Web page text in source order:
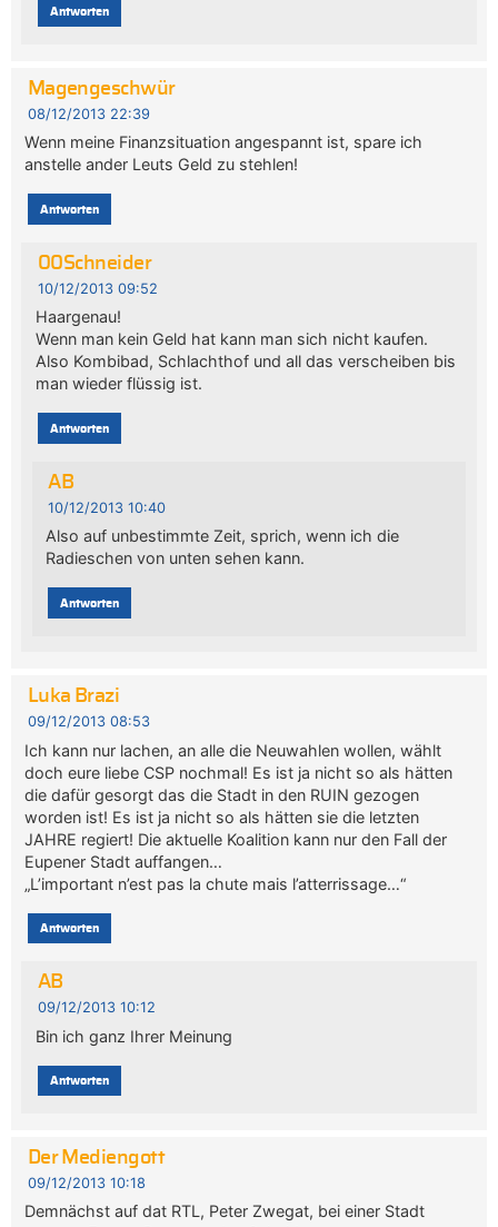
Antworten
Magengeschwür
08/12/2013 22:39
Wenn meine Finanzsituation angespannt ist, spare ich
anstelle ander Leuts Geld zu stehlen!
Antworten
00Schneider
10/12/2013 09:52
Haargenau!
Wenn man kein Geld hat kann man sich nicht kaufen.
Also Kombibad, Schlachthof und all das verscheiben bis
man wieder flüssig ist.
Antworten
AB
10/12/2013 10:40
Also auf unbestimmte Zeit, sprich, wenn ich die
Radieschen von unten sehen kann.
Antworten
Luka Brazi
09/12/2013 08:53
Ich kann nur lachen, an alle die Neuwahlen wollen, wählt
doch eure liebe CSP nochmal! Es ist ja nicht so als hätten
die dafür gesorgt das die Stadt in den RUIN gezogen
worden ist! Es ist ja nicht so als hätten sie die letzten
JAHRE regiert! Die aktuelle Koalition kann nur den Fall der
Eupener Stadt auffangen…
„L’important n’est pas la chute mais l’atterrissage…“
Antworten
AB
09/12/2013 10:12
Bin ich ganz Ihrer Meinung
Antworten
Der Mediengott
09/12/2013 10:18
Demnächst auf dat RTL, Peter Zwegat, bei einer Stadt